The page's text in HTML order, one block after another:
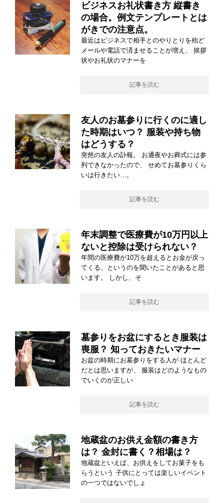
ビジネスお礼状書き方 縦書き
の場合。例文テンプレートとは
がきでの注意点。
最近はビジネスで相手とのやりとりを殆ど
メールや電話で済ませることが増え、 挨拶
状やお礼状のマナーを
記事を読む
友人のお墓参りに行くのに適し
た時期はいつ？ 服装や持ち物
はどうする？
突然の友人の訃報。 お通夜やお葬式には参
列できなかったので、 せめてお墓参りくら
いは行きたい…。
記事を読む
年末調整で医療費が10万円以上
ないと控除は受けられない？
年間の医療費が10万を超えるとお金が戻っ
てくる、というのを聞いたことがあると思
います。 しかし、そ
記事を読む
墓参りをお盆にするとき服装は
喪服？ 知っておきたいマナー
お盆の時期にお墓参りをする人が ほとんど
だとは思いますが、 服装はどのようなもの
でいくのが正しい
記事を読む
地蔵盆のお供え金額の書き方
は？ 金封に書く？相場は？
地蔵盆といえば、お供えをしてお菓子をも
らうという 子供にとっては楽しいイベント
の一つではないでしょ